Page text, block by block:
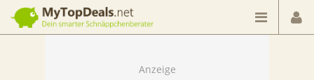
Dein smarter Schnäppchenberater